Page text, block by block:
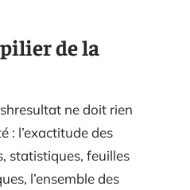
de la
ne doit rien
: l’exactitude des
statistiques, feuilles
l’ensemble des